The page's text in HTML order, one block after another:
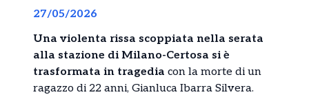
27/05/2026
Una violenta rissa scoppiata nella serata
alla stazione di Milano-Certosa si è
trasformata in tragedia con la morte di un
ragazzo di 22 anni, Gianluca Ibarra Silvera.